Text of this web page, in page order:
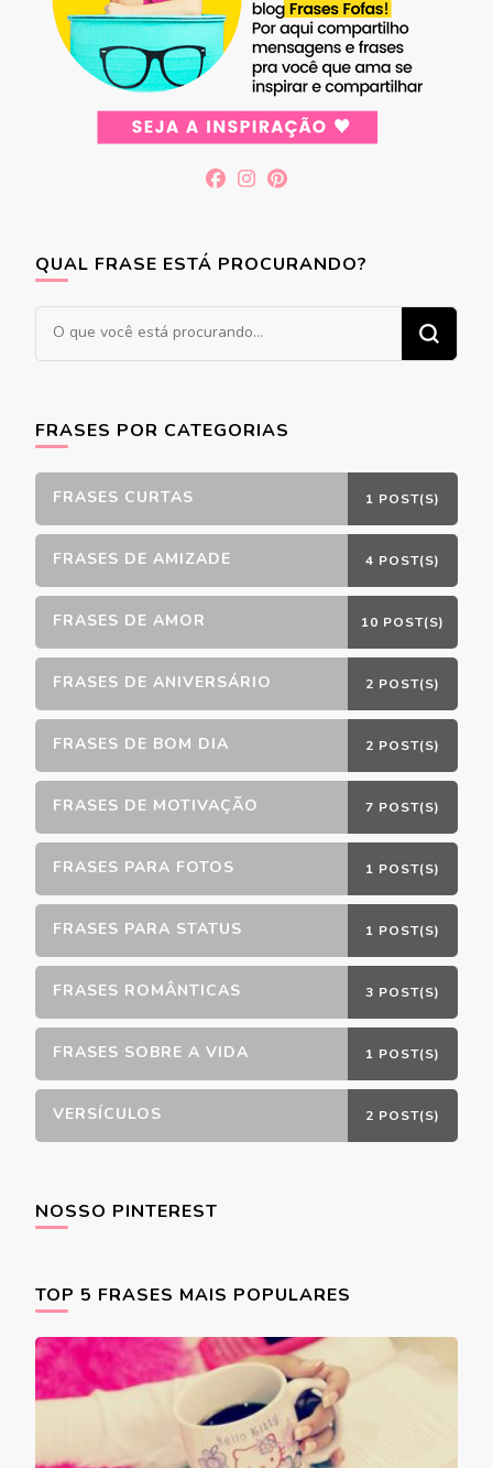
QUAL FRASE ESTÁ PROCURANDO?
Procurando
algo?
FRASES POR CATEGORIAS
FRASES CURTAS 1 POST(S)
FRASES DE AMIZADE 4 POST(S)
FRASES DE AMOR 10 POST(S)
FRASES DE ANIVERSÁRIO 2 POST(S)
FRASES DE BOM DIA 2 POST(S)
FRASES DE MOTIVAÇÃO 7 POST(S)
FRASES PARA FOTOS 1 POST(S)
FRASES PARA STATUS 1 POST(S)
FRASES ROMÂNTICAS 3 POST(S)
FRASES SOBRE A VIDA 1 POST(S)
VERSÍCULOS 2 POST(S)
NOSSO PINTEREST
TOP 5 FRASES MAIS POPULARES